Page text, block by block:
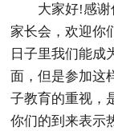
大家好!感
家长会，欢迎你
日子里我们能成
面，但是参加这
子教育的重视，
你们的到来表示